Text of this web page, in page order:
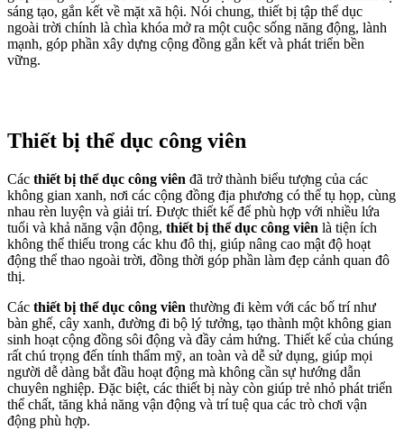
sáng tạo, gắn kết về mặt xã hội. Nói chung, thiết bị tập thể dục
ngoài trời chính là chìa khóa mở ra một cuộc sống năng động, lành
mạnh, góp phần xây dựng cộng đồng gắn kết và phát triển bền
vững.
Thiết bị thể dục công viên
Các thiết bị thể dục công viên đã trở thành biểu tượng của các
không gian xanh, nơi các cộng đồng địa phương có thể tụ họp, cùng
nhau rèn luyện và giải trí. Được thiết kế để phù hợp với nhiều lứa
tuổi và khả năng vận động, thiết bị thể dục công viên là tiện ích
không thể thiếu trong các khu đô thị, giúp nâng cao mật độ hoạt
động thể thao ngoài trời, đồng thời góp phần làm đẹp cảnh quan đô
thị.
Các thiết bị thể dục công viên thường đi kèm với các bố trí như
bàn ghế, cây xanh, đường đi bộ lý tưởng, tạo thành một không gian
sinh hoạt cộng đồng sôi động và đầy cảm hứng. Thiết kế của chúng
rất chú trọng đến tính thẩm mỹ, an toàn và dễ sử dụng, giúp mọi
người dễ dàng bắt đầu hoạt động mà không cần sự hướng dẫn
chuyên nghiệp. Đặc biệt, các thiết bị này còn giúp trẻ nhỏ phát triển
thể chất, tăng khả năng vận động và trí tuệ qua các trò chơi vận
động phù hợp.